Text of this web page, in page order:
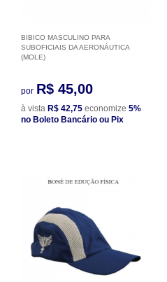
BIBICO MASCULINO PARA
SUBOFICIAIS DA AERONÁUTICA
(MOLE)
por R$ 45,00
à vista R$ 42,75 economize 5%
no Boleto Bancário ou Pix